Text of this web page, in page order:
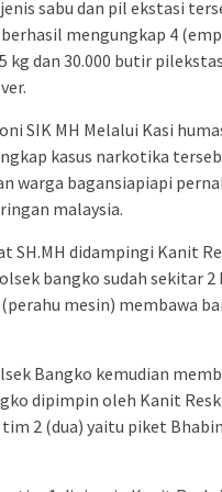
sabu dan pil ekstasi
mengungkap 4
kg dan 30.000 butir
SIK MH Melalui Kasi
kasus narkotika
warga bagansiapiapi
malaysia.
SH.MH didampingi Kanit
bangko sudah sekitar
mesin) membawa
Bangko kemudian
dipimpin oleh Kanit
tim 2 (dua) yaitu piket